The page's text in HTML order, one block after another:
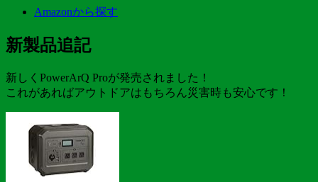
Amazonから探す
新製品追記
新しくPowerArQ Proが発売されました！
これがあればアウトドアはもちろん災害時も安心です！